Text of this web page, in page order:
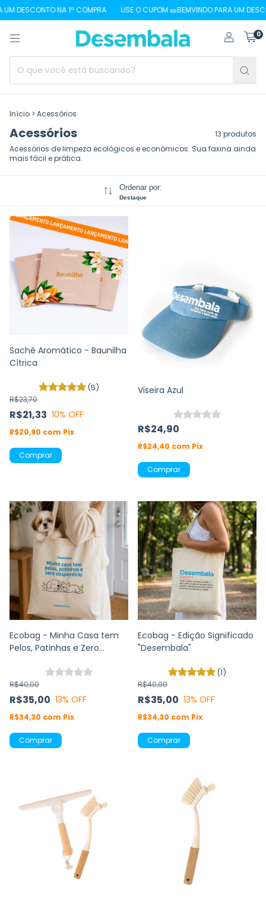
DESCONTO NA 1ª COMPRA USE O CUPOM 🎫BEMVINDO PARA UM
0
Início > Acessórios
Acessórios
13 produtos
Acessórios de limpeza ecológicos e econômicos. Sua faxina ainda
mais fácil e prática.
Ordenar por:
Destaque
Sachê Aromático - Baunilha
Cítrica
(5)
R$21,33
R$23,70
10% OFF
R$20,90 com Pix
Comprar
Viseira Azul
R$24,90
R$24,40 com Pix
Ecobag - Minha Casa tem
Pelos, Patinhas e Zero
R$35,00
R$40,00
13% OFF
R$34,30 com Pix
Ecobag - Edição Significado
"Desembala"
(1)
R$35,00
R$40,00
13% OFF
R$34,30 com Pix